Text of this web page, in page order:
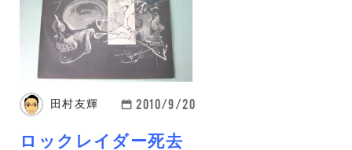
田村友輝 2010/9/20
ロックレイダー死去